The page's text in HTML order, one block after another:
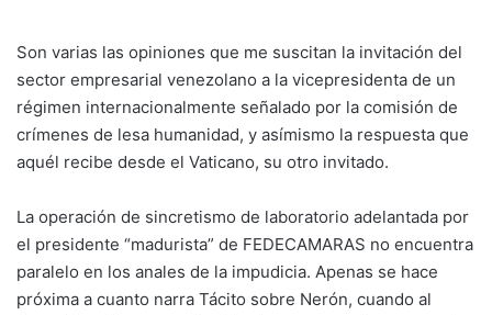
Son varias las opiniones que me suscitan la invitación del
sector empresarial venezolano a la vicepresidenta de un
régimen internacionalmente señalado por la comisión de
crímenes de lesa humanidad, y asímismo la respuesta que
aquél recibe desde el Vaticano, su otro invitado.
La operación de sincretismo de laboratorio adelantada por
el presidente “madurista” de FEDECAMARAS no encuentra
paralelo en los anales de la impudicia. Apenas se hace
próxima a cuanto narra Tácito sobre Nerón, cuando al